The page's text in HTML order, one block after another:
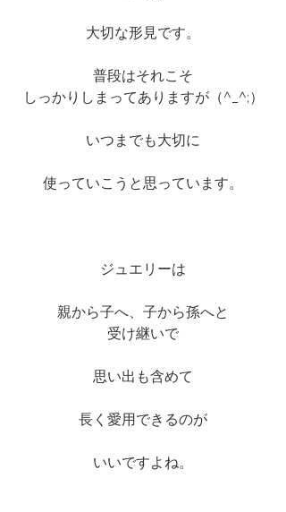
大切な形見です。
普段はそれこそ
しっかりしまってありますが（^_^;）
いつまでも大切に
使っていこうと思っています。
ジュエリーは
親から子へ、子から孫へと
受け継いで
思い出も含めて
長く愛用できるのが
いいですよね。